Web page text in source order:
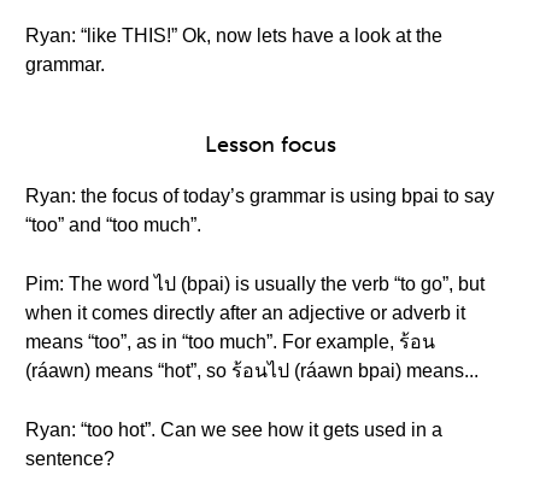
Ryan: “like THIS!” Ok, now lets have a look at the
grammar.
Lesson focus
Ryan: the focus of today’s grammar is using bpai to say
“too” and “too much”.
Pim: The word ไป (bpai) is usually the verb “to go”, but
when it comes directly after an adjective or adverb it
means “too”, as in “too much”. For example, ร้อน
(ráawn) means “hot”, so ร้อนไป (ráawn bpai) means...
Ryan: “too hot”. Can we see how it gets used in a
sentence?